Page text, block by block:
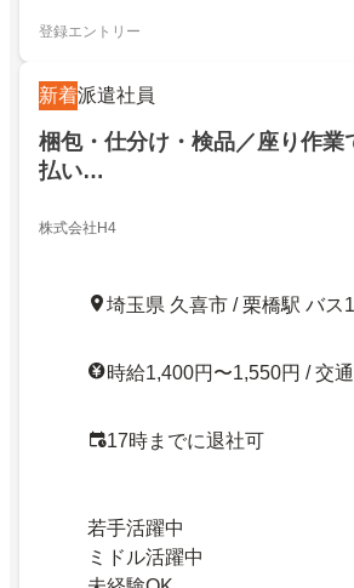
登録エントリー
新着派遣社員
梱包・仕分け・検品／座り作
払い…
株式会社H4
埼玉県 久喜市 / 栗橋駅 バス
時給1,400円〜1,550円 / 交
17時までに退社可
若手活躍中
ミドル活躍中